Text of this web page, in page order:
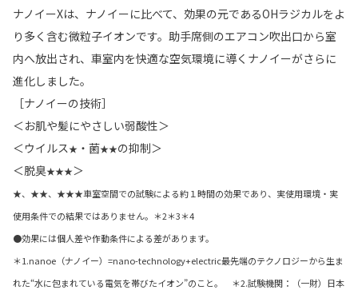
ナノイーXは、ナノイーに比べて、効果の元であるOHラジカルをよ
り多く含む微粒子イオンです。助手席側のエアコン吹出口から室
内へ放出され、車室内を快適な空気環境に導くナノイーがさらに
進化しました。
［ナノイーの技術］
＜お肌や髪にやさしい弱酸性＞
＜ウイルス★ ・菌★★の抑制＞
＜脱臭★★★＞
★、★★、★★★車室空間での試験による約１時間の効果であり、実使用環境・実
使用条件での結果ではありません。＊2＊3＊4
●効果には個人差や作動条件による差があります。
＊1.nanoe（ナノイー）=nano-technology+electric最先端のテクノロジーから生ま
れた“水に包まれている電気を帯びたイオン”のこと。 ＊2.試験機関：（一財）日本